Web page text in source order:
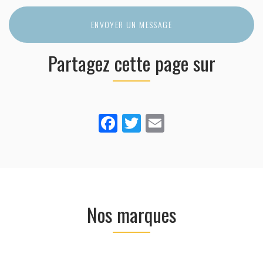
ENVOYER UN MESSAGE
Partagez cette page sur
Facebook
Twitter
Nos marques